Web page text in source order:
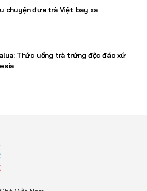
chuyện đưa trà Việt bay xa
Thức uống trà trứng độc đáo xứ